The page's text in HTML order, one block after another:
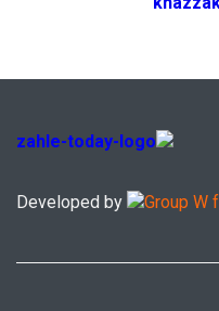
Developed by